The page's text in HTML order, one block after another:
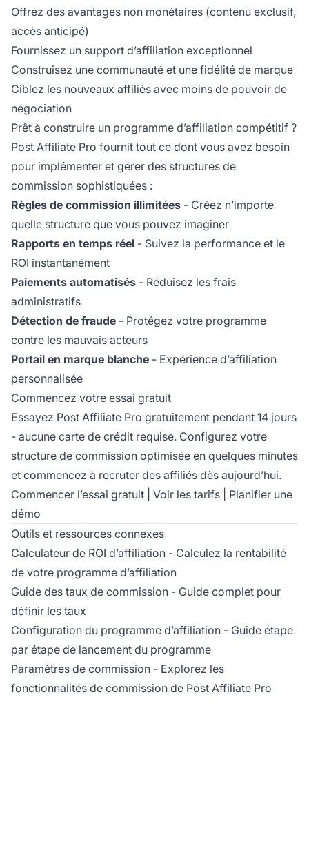
Offrez des avantages non monétaires (contenu exclusif,
accès anticipé)
Fournissez un support d’affiliation exceptionnel
Construisez une communauté et une fidélité de marque
Ciblez les nouveaux affiliés avec moins de pouvoir de
négociation
Prêt à construire un programme d’affiliation compétitif ?
Post Affiliate Pro fournit tout ce dont vous avez besoin
pour implémenter et gérer des structures de
commission sophistiquées :
Règles de commission illimitées - Créez n’importe
quelle structure que vous pouvez imaginer
Rapports en temps réel - Suivez la performance et le
ROI instantanément
Paiements automatisés - Réduisez les frais
administratifs
Détection de fraude - Protégez votre programme
contre les mauvais acteurs
Portail en marque blanche - Expérience d’affiliation
personnalisée
Commencez votre essai gratuit
Essayez Post Affiliate Pro gratuitement pendant 14 jours
- aucune carte de crédit requise. Configurez votre
structure de commission optimisée en quelques minutes
et commencez à recruter des affiliés dès aujourd’hui.
Commencer l’essai gratuit
Voir les tarifs
Planifier une
démo
Outils et ressources connexes
Calculateur de ROI d’affiliation - Calculez la rentabilité
de votre programme d’affiliation
Guide des taux de commission - Guide complet pour
définir les taux
Configuration du programme d’affiliation - Guide étape
par étape de lancement du programme
Paramètres de commission - Explorez les
fonctionnalités de commission de Post Affiliate Pro